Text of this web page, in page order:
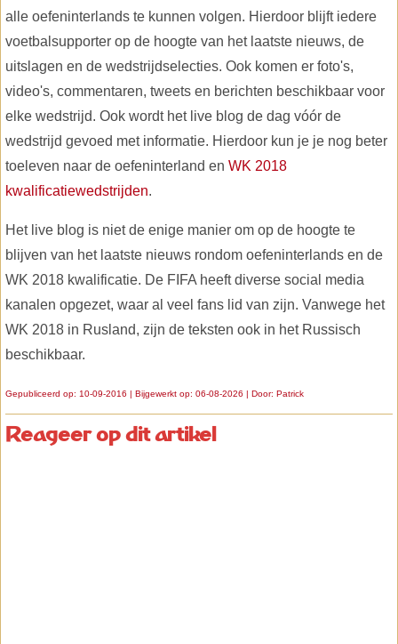
alle oefeninterlands te kunnen volgen. Hierdoor blijft iedere
voetbalsupporter op de hoogte van het laatste nieuws, de
uitslagen en de wedstrijdselecties. Ook komen er foto's,
video's, commentaren, tweets en berichten beschikbaar voor
elke wedstrijd. Ook wordt het live blog de dag vóór de
wedstrijd gevoed met informatie. Hierdoor kun je je nog beter
toeleven naar de oefeninterland en WK 2018
kwalificatiewedstrijden.
Het live blog is niet de enige manier om op de hoogte te
blijven van het laatste nieuws rondom oefeninterlands en de
WK 2018 kwalificatie. De FIFA heeft diverse social media
kanalen opgezet, waar al veel fans lid van zijn. Vanwege het
WK 2018 in Rusland, zijn de teksten ook in het Russisch
beschikbaar.
Gepubliceerd op: 10-09-2016 | Bijgewerkt op: 06-08-2026 | Door: Patrick
Reageer op dit artikel